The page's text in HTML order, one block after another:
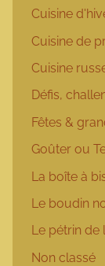
Cuisine
Cuisine de
Cuisine
Défis,
Fêtes &
Goûter ou
La boîte à
Le boudin
Le pétrin
Non classé